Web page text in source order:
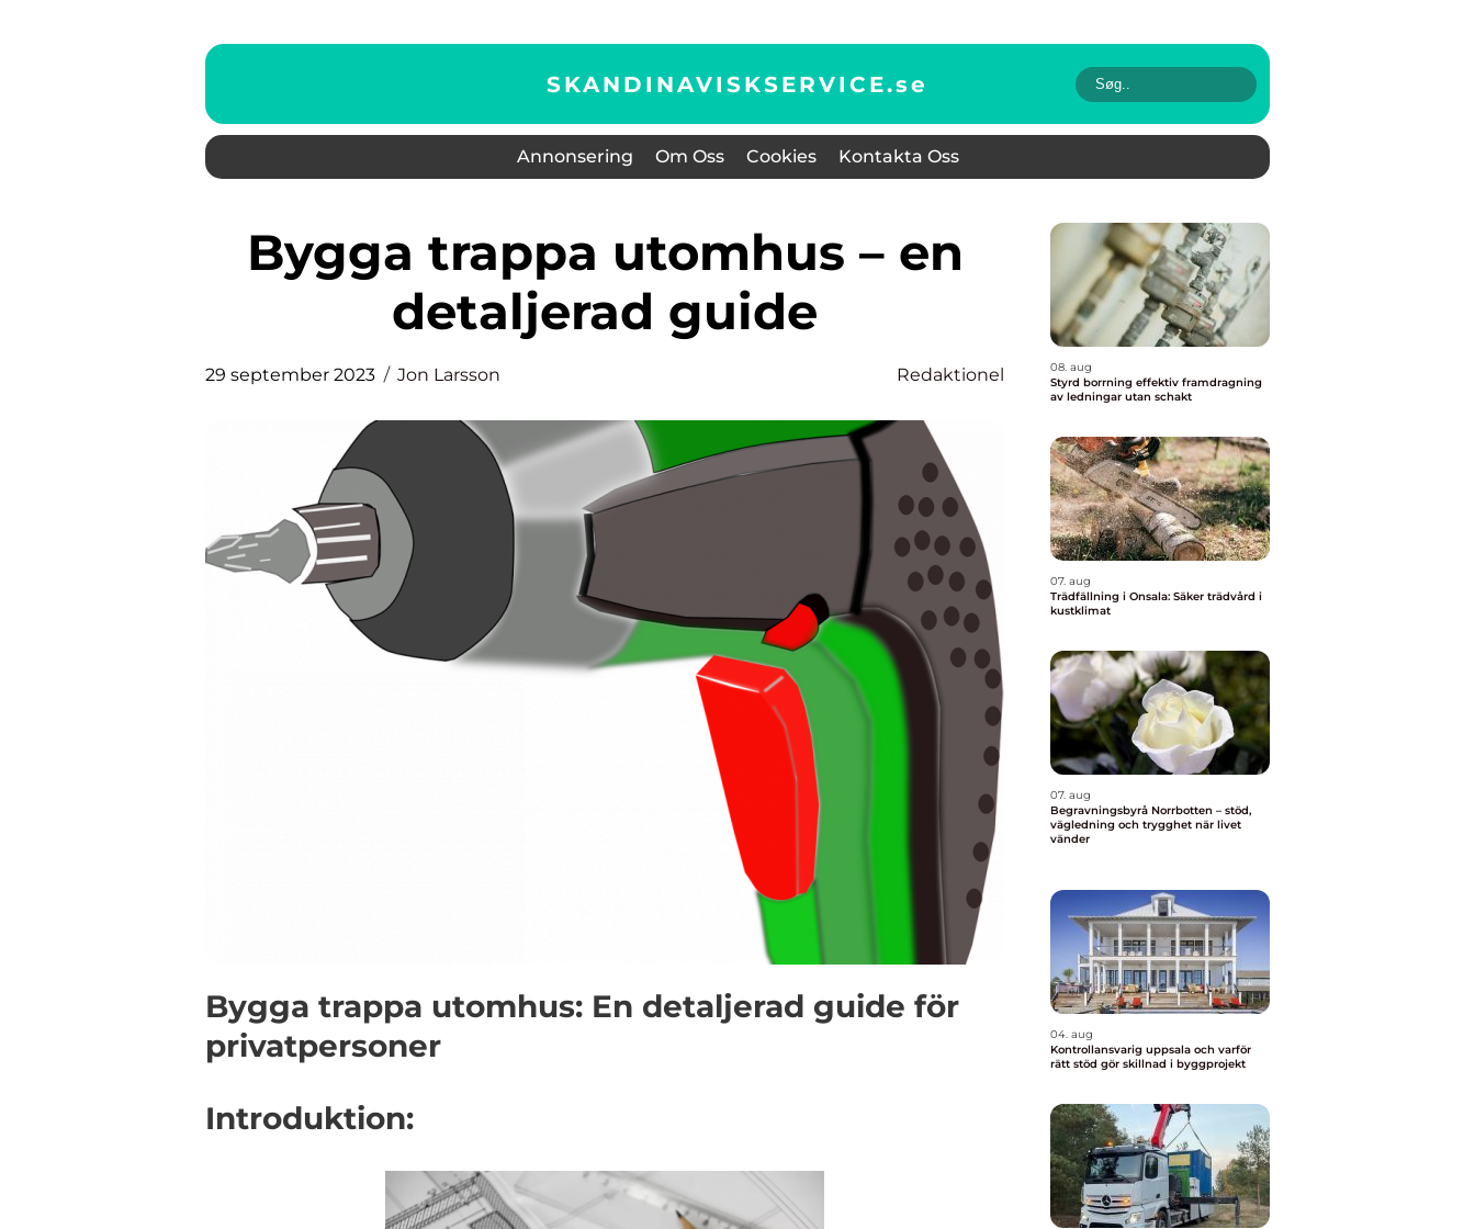
SKANDINAVISKSERVICE.se
Annonsering Om Oss Cookies Kontakta Oss
Bygga trappa utomhus – en
detaljerad guide
29 september 2023 Jon Larsson Redaktionel
Bygga trappa utomhus: En detaljerad guide för
privatpersoner
Introduktion:
08. aug
Styrd borrning effektiv framdragning
av ledningar utan schakt
07. aug
Trädfällning i Onsala: Säker trädvård i
kustklimat
07. aug
Begravningsbyrå Norrbotten – stöd,
vägledning och trygghet när livet
vänder
04. aug
Kontrollansvarig uppsala och varför
rätt stöd gör skillnad i byggprojekt